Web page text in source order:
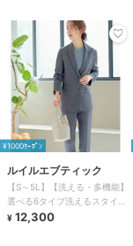
¥1000ｸｰﾎﾟﾝ
ルイルエブティック
【S～5L】【洗える・多機能】
選べる6タイプ洗えるスタイリ
ッシュビジネススーツパンツセ
¥ 12,300